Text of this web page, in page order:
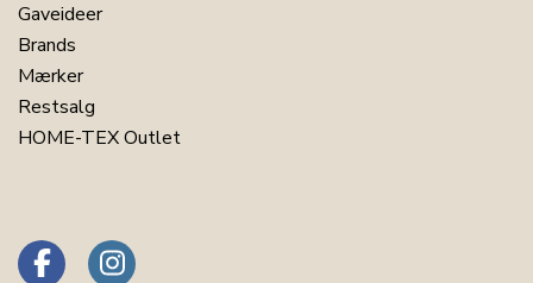
Gaveideer
Brands
Mærker
Restsalg
HOME-TEX Outlet